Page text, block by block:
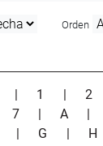
Orden
| 1 | 2
7 |A |
| G | H